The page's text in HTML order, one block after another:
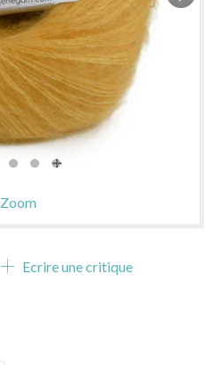
Zoom
Ecrire une critique